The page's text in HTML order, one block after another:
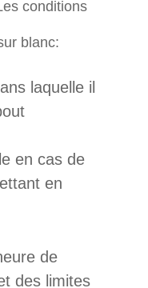
conditions
blanc:
laquelle il
en cas de
en
de
des limites